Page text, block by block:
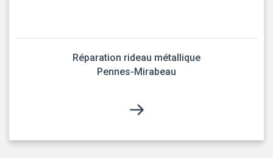
Réparation rideau métallique
Pennes-Mirabeau